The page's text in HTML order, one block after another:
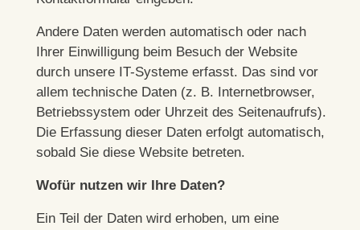
Andere Daten werden automatisch oder nach
Ihrer Einwilligung beim Besuch der Website
durch unsere IT-Systeme erfasst. Das sind vor
allem technische Daten (z. B. Internetbrowser,
Betriebssystem oder Uhrzeit des Seitenaufrufs).
Die Erfassung dieser Daten erfolgt automatisch,
sobald Sie diese Website betreten.
Wofür nutzen wir Ihre Daten?
Ein Teil der Daten wird erhoben, um eine